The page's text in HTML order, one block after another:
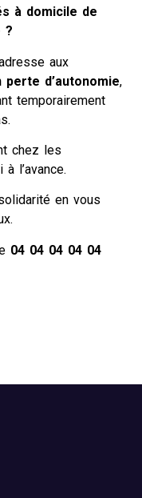
à domicile de
?
aux
d’autonomie,
temporairement
chez les
l’avance.
en vous
04 04 04 04 04